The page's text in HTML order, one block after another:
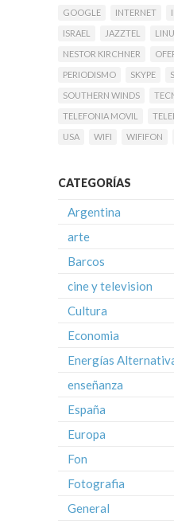
GOOGLE
INTERNET
ISRAEL
JAZZTEL
NESTOR KIRCHNER
PERIODISMO
SKYPE
SOUTHERN WINDS
TELEFONIA MOVIL
USA
WIFI WIFIFON
CATEGORÍAS
Argentina
arte
Barcos
cine y television
Cultura
Economia
Energías
enseñanza
España
Europa
Fon
Fotografia
General